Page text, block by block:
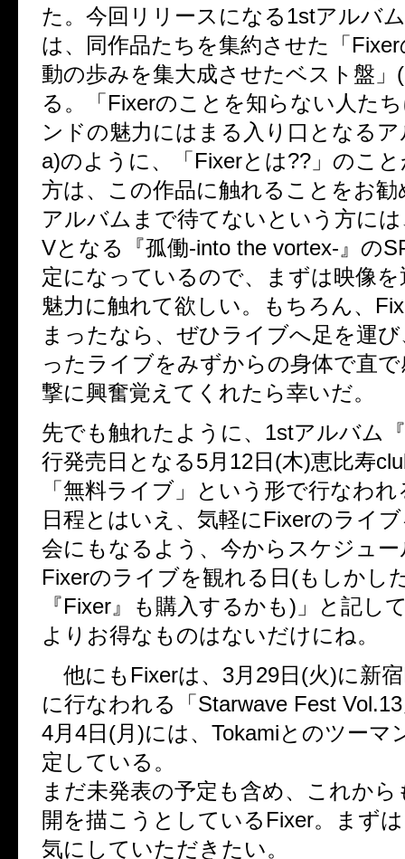
た。今回リリースになる1stアルバ
は、同作品たちを集約させた「
動の歩みを集大成させたベスト盤」
る。「Fixerのことを知らない人た
ンドの魅力にはまる入り口となる
a)のように、「Fixerとは??」のこ
方は、この作品に触れることをお
アルバムまで待てないという方に
Vとなる『孤働-into the vortex-』の
定になっているので、まずは映像
魅力に触れて欲しい。もちろん、
まったなら、ぜひライブへ足を運
ったライブをみずからの身体で直
撃に興奮覚えてくれたら幸いだ。
先でも触れたように、1stアルバム
行発売日となる5月12日(木)恵比寿
「無料ライブ」という形で行なわ
日程とはいえ、気軽にFixerのライ
会にもなるよう、今からスケジュ
Fixerのライブを観れる日(もしかし
『Fixer』も購入するかも)」と記し
よりお得なものはないだけにね。
他にもFixerは、3月29日(火)に新
に行なわれる「Starwave Fest
4月4日(月)には、Tokamiとのツーマ
定している。
まだ未発表の予定も含め、これか
開を描こうとしているFixer。まず
気にしていただきたい。